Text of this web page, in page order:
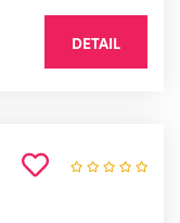
DETAIL